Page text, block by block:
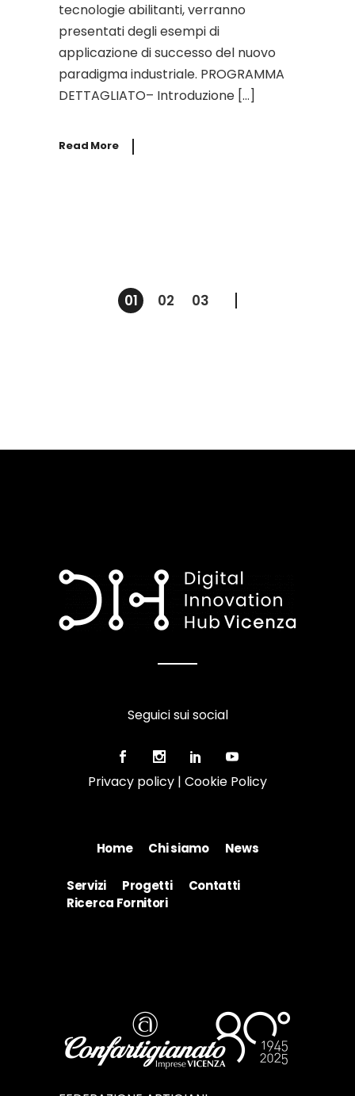
tecnologie abilitanti, verranno
presentati degli esempi di
applicazione di successo del nuovo
paradigma industriale. PROGRAMMA
DETTAGLIATO– Introduzione […]
Read More
Paginazione
01 02 03
Home Chi siamo News
Seguici sui social
Privacy policy | Cookie Policy
Servizi Progetti
Contatti
Ricerca Fornitori